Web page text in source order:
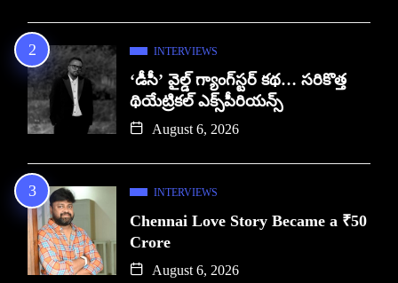
INTERVIEWS
‘డీసీ’ వైల్డ్ గ్యాంగ్‌స్టర్ కథ… సరికొత్త
థియేట్రికల్ ఎక్స్‌పీరియన్స్
August 6, 2026
INTERVIEWS
Chennai Love Story Became a ₹50
Crore
August 6, 2026